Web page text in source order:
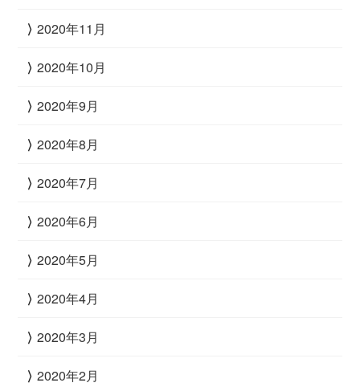
2020年11月
2020年10月
2020年9月
2020年8月
2020年7月
2020年6月
2020年5月
2020年4月
2020年3月
2020年2月